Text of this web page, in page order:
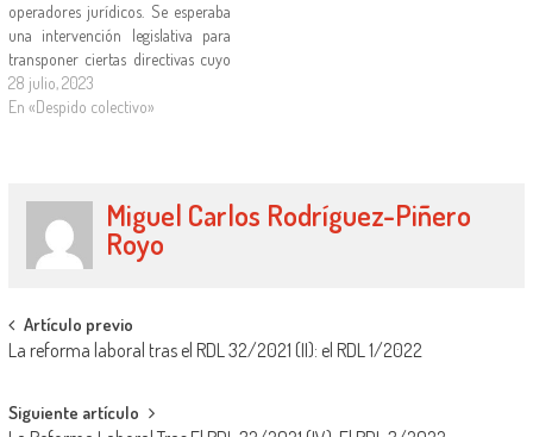
operadores jurídicos. Se esperaba
una intervención legislativa para
transponer ciertas directivas cuyo
plazo se nos había pasado. Pero lo
que tuvimos fue mucho más, una
disposiciones…
28 julio, 2023
En «Despido colectivo»
Miguel Carlos Rodríguez-Piñero
Royo
Artículo previo
La reforma laboral tras el RDL 32/2021 (II): el RDL 1/2022
Siguiente artículo